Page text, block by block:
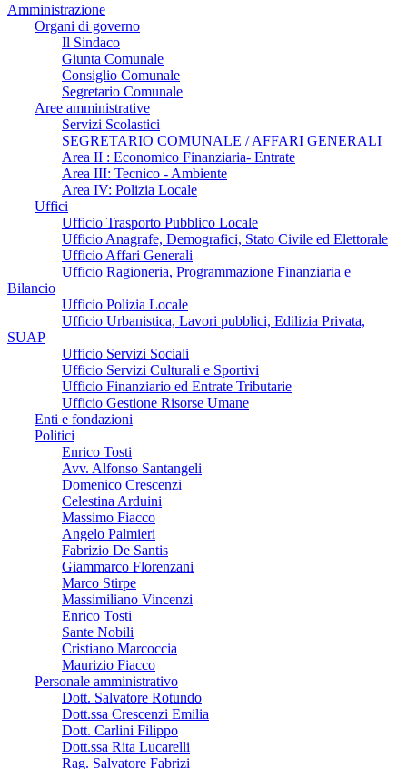
Amministrazione
Organi di governo
Il Sindaco
Giunta Comunale
Consiglio Comunale
Segretario Comunale
Aree amministrative
Servizi Scolastici
SEGRETARIO COMUNALE / AFFARI GENERALI
Area II : Economico Finanziaria- Entrate
Area III: Tecnico - Ambiente
Area IV: Polizia Locale
Uffici
Ufficio Trasporto Pubblico Locale
Ufficio Anagrafe, Demografici, Stato Civile ed Elettorale
Ufficio Affari Generali
Ufficio Ragioneria, Programmazione Finanziaria e
Bilancio
Ufficio Polizia Locale
Ufficio Urbanistica, Lavori pubblici, Edilizia Privata,
SUAP
Ufficio Servizi Sociali
Ufficio Servizi Culturali e Sportivi
Ufficio Finanziario ed Entrate Tributarie
Ufficio Gestione Risorse Umane
Enti e fondazioni
Politici
Enrico Tosti
Avv. Alfonso Santangeli
Domenico Crescenzi
Celestina Arduini
Massimo Fiacco
Angelo Palmieri
Fabrizio De Santis
Giammarco Florenzani
Marco Stirpe
Massimiliano Vincenzi
Enrico Tosti
Sante Nobili
Cristiano Marcoccia
Maurizio Fiacco
Personale amministrativo
Dott. Salvatore Rotundo
Dott.ssa Crescenzi Emilia
Dott. Carlini Filippo
Dott.ssa Rita Lucarelli
Rag. Salvatore Fabrizi